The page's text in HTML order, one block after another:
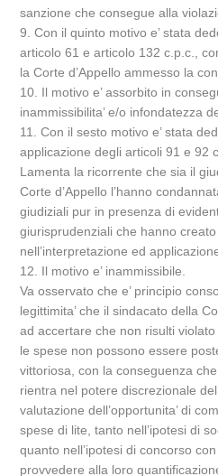
sanzione che consegue alla
9. Con il quinto motivo e’ stata
articolo 61 e articolo 132 c.p.c.,
la Corte d’Appello ammesso la
10. Il motivo e’ assorbito in
inammissibilita’ e/o infondatezza
11. Con il sesto motivo e’ stata
applicazione degli articoli 91 e 92
Lamenta la ricorrente che sia il
Corte d’Appello l’hanno
giudiziali pur in presenza di
giurisprudenziali che hanno
nell’interpretazione ed
12. Il motivo e’ inammissibile.
Va osservato che e’ principio
legittimita’ che il sindacato della
ad accertare che non risulti
le spese non possono essere
vittoriosa, con la conseguenza
rientra nel potere discrezionale
valutazione dell’opportunita’ di
spese di lite, tanto nell’ipotesi di
quanto nell’ipotesi di concorso
provvedere alla loro